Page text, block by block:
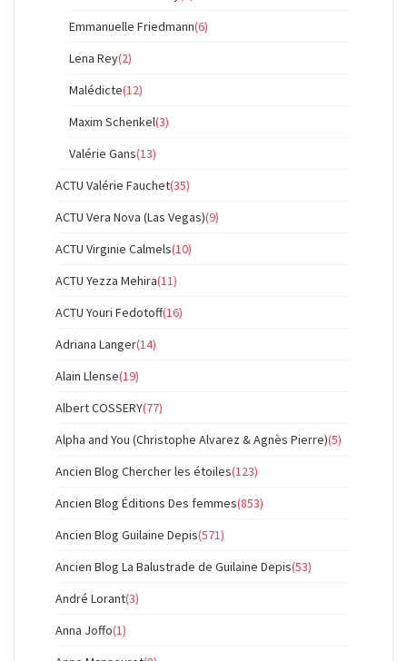
Emmanuelle Friedmann(6)
Lena Rey(2)
Malédicte(12)
Maxim Schenkel(3)
Valérie Gans(13)
ACTU Valérie Fauchet(35)
ACTU Vera Nova (Las Vegas)(9)
ACTU Virginie Calmels(10)
ACTU Yezza Mehira(11)
ACTU Youri Fedotoff(16)
Adriana Langer(14)
Alain Llense(19)
Albert COSSERY(77)
Alpha and You (Christophe Alvarez & Agnès Pierre)(5)
Ancien Blog Chercher les étoiles(123)
Ancien Blog Éditions Des femmes(853)
Ancien Blog Guilaine Depis(571)
Ancien Blog La Balustrade de Guilaine Depis(53)
André Lorant(3)
Anna Joffo(1)